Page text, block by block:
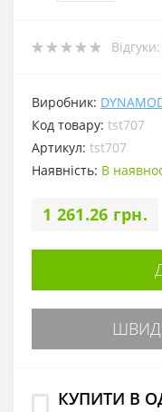
Відгуки:
Виробник:
Код товару: tst707
Артикул: tst707
Наявність: В
1 261.26 грн.
КУПИТИ В